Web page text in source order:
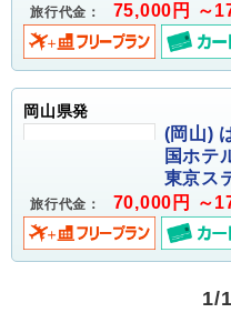
旅行代金： 75,000円 ～
岡山県発
(岡山)
国ホテ
東京ス
旅行代金： 70,000円 ～
1/